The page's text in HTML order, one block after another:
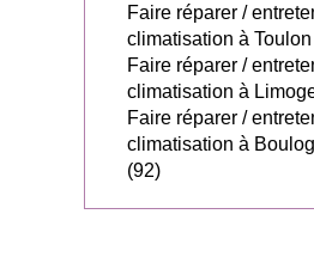
Faire réparer /
climatisation à
Faire réparer /
climatisation à
Faire réparer /
climatisation à
(92)